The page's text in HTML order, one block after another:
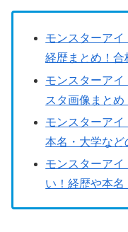
モンスターア
経歴まとめ！合
モンスターア
スタ画像まと
モンスターアイ
本名・大学など
モンスターア
い！経歴や本